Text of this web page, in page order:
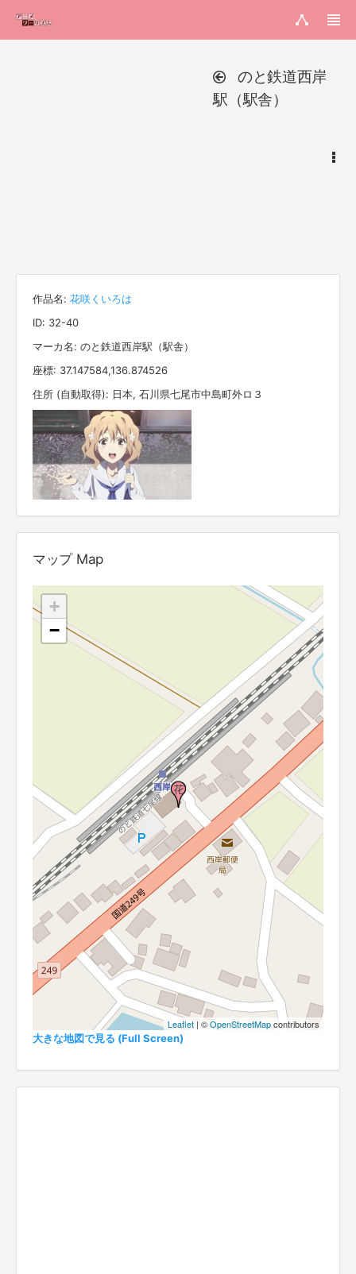
のと鉄道西岸
駅（駅舎）
作品名: 花咲くいろは
ID: 32-40
マーカ名: のと鉄道西岸駅（駅舎）
座標: 37.147584,136.874526
住所 (自動取得): 日本, 石川県七尾市中島町外ロ３
マップ Map
+
−
Leaflet | ©OpenStreetMapcontributors
大きな地図で見る (Full Screen)